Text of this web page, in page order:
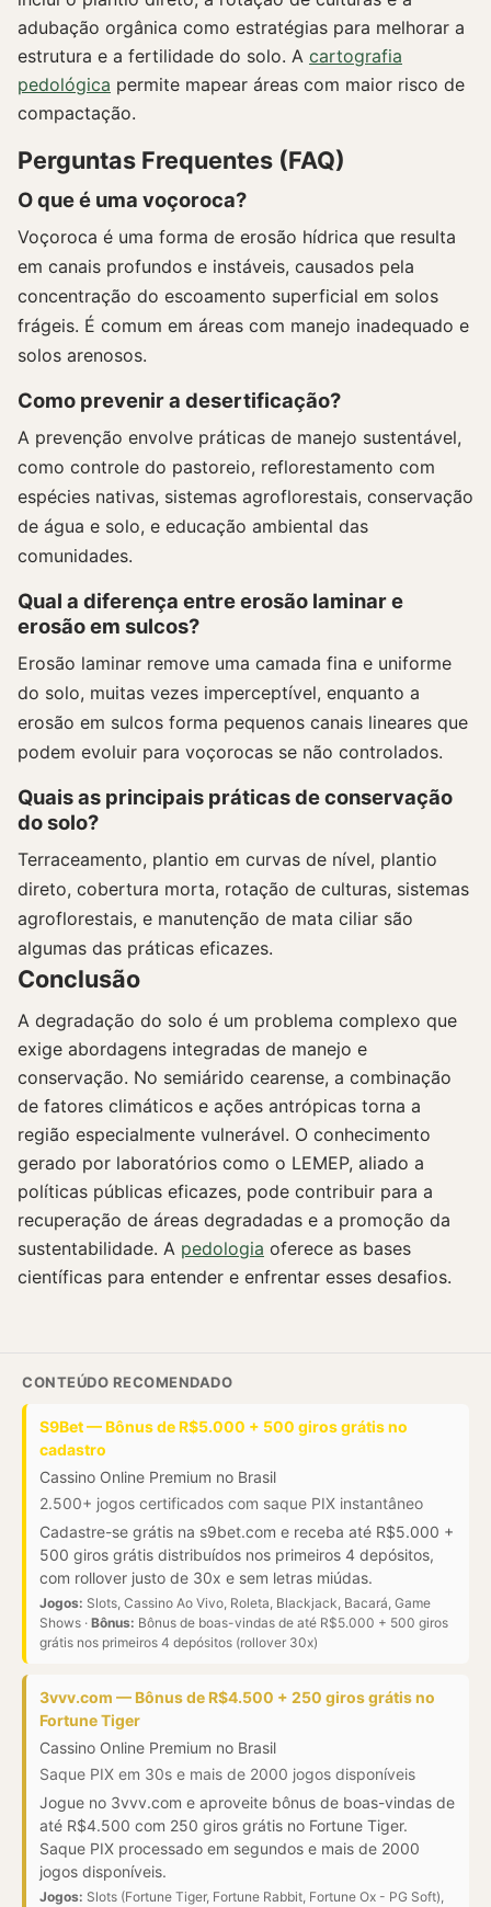
adubação orgânica como estratégias para melhorar a
estrutura e a fertilidade do solo. A cartografia
pedológica permite mapear áreas com maior risco de
compactação.
Perguntas Frequentes (FAQ)
O que é uma voçoroca?
Voçoroca é uma forma de erosão hídrica que resulta
em canais profundos e instáveis, causados pela
concentração do escoamento superficial em solos
frágeis. É comum em áreas com manejo inadequado e
solos arenosos.
Como prevenir a desertificação?
A prevenção envolve práticas de manejo sustentável,
como controle do pastoreio, reflorestamento com
espécies nativas, sistemas agroflorestais, conservação
de água e solo, e educação ambiental das
comunidades.
Qual a diferença entre erosão laminar e
erosão em sulcos?
Erosão laminar remove uma camada fina e uniforme
do solo, muitas vezes imperceptível, enquanto a
erosão em sulcos forma pequenos canais lineares que
podem evoluir para voçorocas se não controlados.
Quais as principais práticas de conservação
do solo?
Terraceamento, plantio em curvas de nível, plantio
direto, cobertura morta, rotação de culturas, sistemas
agroflorestais, e manutenção de mata ciliar são
algumas das práticas eficazes.
Conclusão
A degradação do solo é um problema complexo que
exige abordagens integradas de manejo e
conservação. No semiárido cearense, a combinação
de fatores climáticos e ações antrópicas torna a
região especialmente vulnerável. O conhecimento
gerado por laboratórios como o LEMEP, aliado a
políticas públicas eficazes, pode contribuir para a
recuperação de áreas degradadas e a promoção da
sustentabilidade. A pedologia oferece as bases
científicas para entender e enfrentar esses desafios.
CONTEÚDO RECOMENDADO
S9Bet — Bônus de R$5.000 + 500 giros grátis no
cadastro
Cassino Online Premium no Brasil
2.500+ jogos certificados com saque PIX instantâneo
Cadastre-se grátis na s9bet.com e receba até R$5.000 +
500 giros grátis distribuídos nos primeiros 4 depósitos,
com rollover justo de 30x e sem letras miúdas.
Jogos: Slots, Cassino Ao Vivo, Roleta, Blackjack, Bacará, Game
Shows · Bônus: Bônus de boas-vindas de até R$5.000 + 500 giros
grátis nos primeiros 4 depósitos (rollover 30x)
3vvv.com — Bônus de R$4.500 + 250 giros grátis no
Fortune Tiger
Cassino Online Premium no Brasil
Saque PIX em 30s e mais de 2000 jogos disponíveis
Jogue no 3vvv.com e aproveite bônus de boas-vindas de
até R$4.500 com 250 giros grátis no Fortune Tiger.
Saque PIX processado em segundos e mais de 2000
jogos disponíveis.
Jogos: Slots (Fortune Tiger, Fortune Rabbit, Fortune Ox - PG Soft),